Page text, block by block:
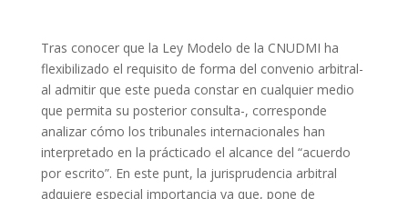
Tras conocer que la Ley Modelo de la CNUDMI ha
flexibilizado el requisito de forma del convenio arbitral-
al admitir que este pueda constar en cualquier medio
que permita su posterior consulta-, corresponde
analizar cómo los tribunales internacionales han
interpretado en la prácticado el alcance del “acuerdo
por escrito”. En este punt, la jurisprudencia arbitral
adquiere especial importancia ya que, pone de